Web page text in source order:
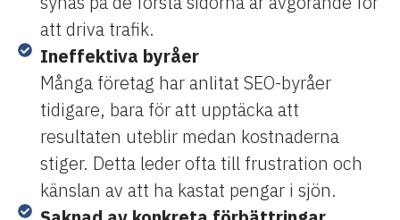
att driva trafik.
Ineffektiva byråer
Många företag har anlitat SEO-byråer
tidigare, bara för att upptäcka att
resultaten uteblir medan kostnaderna
stiger. Detta leder ofta till frustration och
känslan av att ha kastat pengar i sjön.